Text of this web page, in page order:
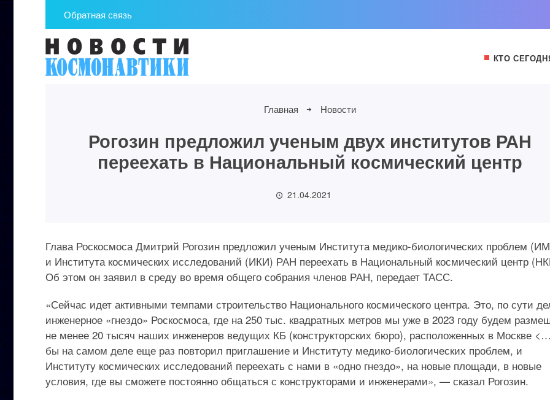
Обратная связь
КТО
Главная Новости
Рогозин предложил ученым двух институтов РАН
переехать в Национальный космический центр
21.04.2021
Глава Роскосмоса Дмитрий Рогозин предложил ученым Института медико-биологических проблем
и Института космических исследований (ИКИ) РАН переехать в Национальный космический центр
Об этом он заявил в среду во время общего собрания членов РАН, передает ТАСС.
«Сейчас идет активными темпами строительство Национального космического центра. Это, по сути
инженерное «гнездо» Роскосмоса, где на 250 тыс. квадратных метров мы уже в 2023 году будем
не менее 20 тысяч наших инженеров ведущих КБ (конструкторских бюро), расположенных в Москве
бы на самом деле еще раз повторил приглашение и Институту медико-биологических проблем, и
Институту космических исследований переехать с нами в «одно гнездо», на новые площади, в новые
условия, где вы сможете постоянно общаться с конструкторами и инженерами», — сказал Рогозин.